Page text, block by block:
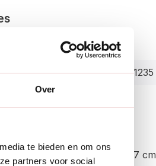
Over
te bieden en om ons
partners voor social
Videx
4007114221235
45 cm of 67 cm